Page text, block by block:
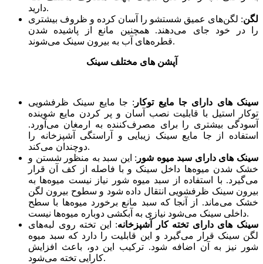
‌دارید.
لگن: لگن‌های عمیق شستشو را آسان کرده و ظروف بیشتری
را در خود جای می‌دهند. همچنین مانع از پاشیده شدن
قطره‌های آب به بیرون سینک می‌شوند.
آپشن های مختلف سینک
سینک های دارای جا مایع توکار : جا مایع سینک ظرفشویی
توکار استیل با قابلیت نصب آسان و پر کردن مایع شوینده
آسودگی بیشتری را برای مصرف‌کننده به ارمغان می‌آورد.
استفاده از جا مایع سینک زیبایی و آراستگی آشپزخانه را
دوچندان می‌کند.
سینک های دارای سبد میوه شور : این سبد به منظور شستن و
خشک شدن میوه‌ها داخل سینک و با فاصله از کف آن قرار
می‌گیرد. با استفاده از سبد میوه شور نیاز نیست میوه‌ها به
بیرون سینک ظرفشویی انتقال داده شود و سطوح بیرون لگن
خشک می‌ماند. از آنجا که سبد مانع برخورد میوه‌ها با سطح
داخلی سینک می‌شود نیازی به آبکشی دوباره میوه‌ها نیست.
سینک های دارای تخته کار آشپزخانه: این تخته روی لبه‌های
لگن سینک قرار می‌گیرد و این قابلیت را دارد که سبد میوه
شور نیز به آن اضافه شود. ترکیب این دو، باعث افزایش
کارایی تخته می‌شود.